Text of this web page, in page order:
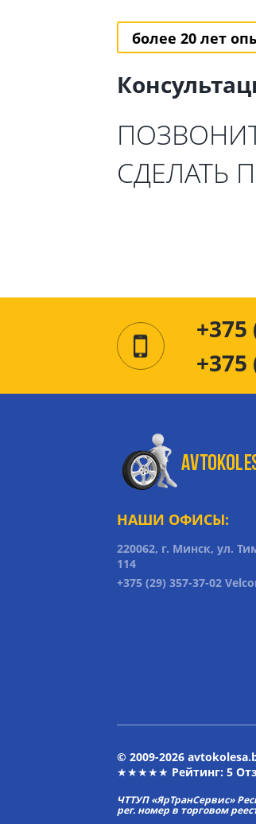
более 20 лет
СДЕЛАТЬ
+375
+375
НАШИ ОФИСЫ:
220062, г. Минск, ул.
114
+375 (29) 357-37-02
© 2009-2026
★★★★★ Рейтинг: 5
ЧТТУП «ЯрТранСервис»
рег. номер в торговом